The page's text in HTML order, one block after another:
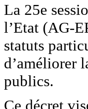
La 25e
l’Etat (AG-
statuts
d’améliorer
publics.
Ce décret